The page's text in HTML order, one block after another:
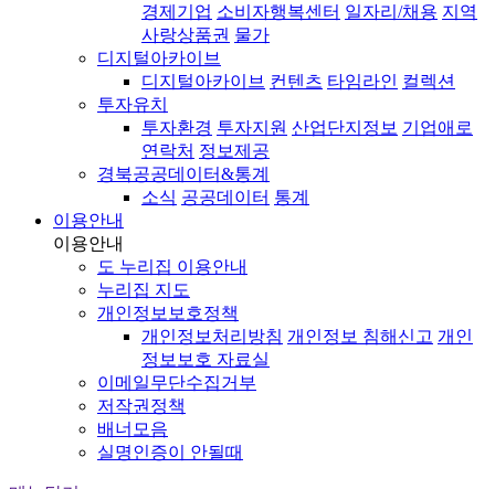
경제기업 소비자행복센터 일자리/채용 지역
사랑상품권 물가
디지털아카이브
디지털아카이브 컨텐츠 타임라인 컬렉션
투자유치
투자환경 투자지원 산업단지정보 기업애로
연락처 정보제공
경북공공데이터&통계
소식 공공데이터 통계
이용안내
이용안내
도 누리집 이용안내
누리집 지도
개인정보보호정책
개인정보처리방침 개인정보 침해신고 개인
정보보호 자료실
이메일무단수집거부
저작권정책
배너모음
실명인증이 안될때